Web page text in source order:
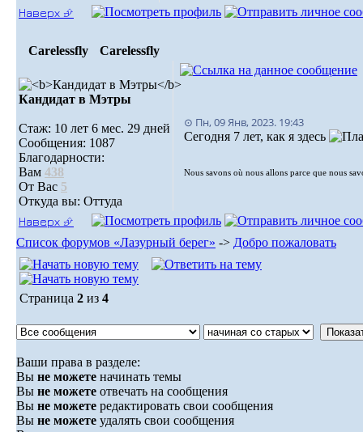
Наверх ⮵
Carelessfly Carelessfly
Кандидат в Мэтры
Стаж: 10 лет 6 мес. 29 дней
Сообщения: 1087
Благодарности:
Вам 438
От Вас 5
Откуда вы: Оттуда
⊙ Пн, 09 Янв, 2023. 19:43
Сегодня 7 лет, как я здесь
Nous savons où nous allons parce que nous
Наверх ⮵
Список форумов «Лазурный берег» -> Добро пожаловать
Страница 2 из 4
Ваши права в разделе:
Вы не можете начинать темы
Вы не можете отвечать на сообщения
Вы не можете редактировать свои сообщения
Вы не можете удалять свои сообщения